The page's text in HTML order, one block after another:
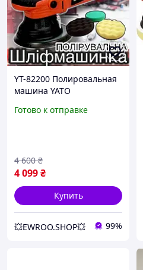
YT-82200 Полировальная
машина YATO
720Вт для полировки авто
Готово к отправке
4 099₴
4 600 ₴
Купить
💥EWROO.SHOP💥 99%